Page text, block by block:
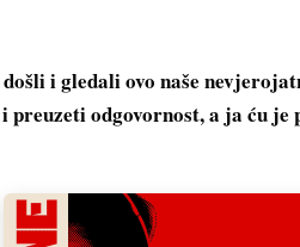
i gledali ovo naše
odgovornost, a ja ću